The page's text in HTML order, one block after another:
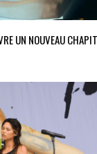
UN NOUVEAU